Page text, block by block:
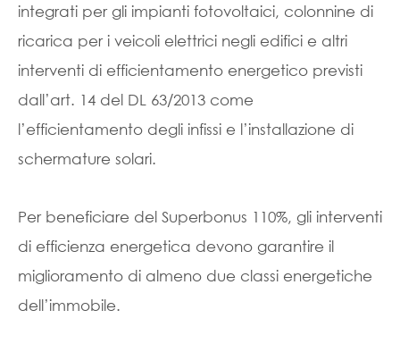
integrati per gli impianti fotovoltaici, colonnine di
ricarica per i veicoli elettrici negli edifici e altri
interventi di efficientamento energetico previsti
dall’art. 14 del DL 63/2013 come
l’efficientamento degli infissi e l’installazione di
schermature solari.
Per beneficiare del Superbonus 110%, gli interventi
di efficienza energetica devono garantire il
miglioramento di almeno due classi energetiche
dell’immobile.